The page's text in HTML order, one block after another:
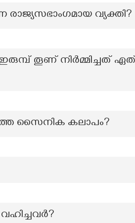
വ്യക്തി?
തൂണ് നിർമ്മിച്ചത്
സൈനിക കലാപം?